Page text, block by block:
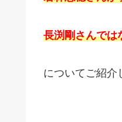
長渕剛さんでは
についてご紹介